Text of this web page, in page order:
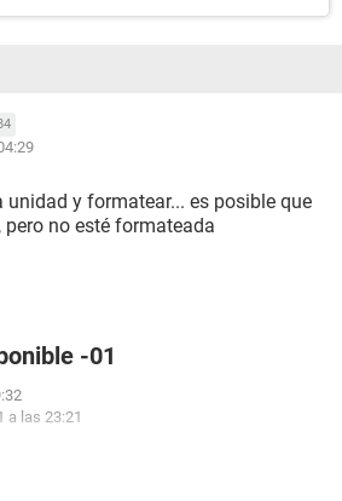
unidad y formatear... es posible que
no esté formateada
-01
a las 23:21